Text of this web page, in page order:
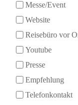
Messe/Event
Website
Reisebüro vor
Youtube
Presse
Empfehlung
Telefonkontakt